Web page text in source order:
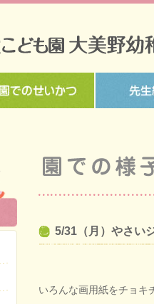
5/31（月）やさい
いろんな画用紙をチョキ